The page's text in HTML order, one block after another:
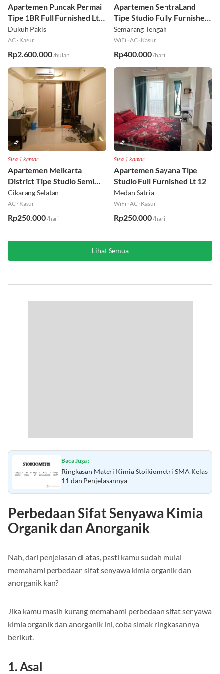
Apartemen Puncak Permai
Tipe 1BR Full Furnished Lt
18
Dukuh Pakis
AC · Kasur
Rp2.600.000/bulan
Apartemen SentraLand
Tipe Studio Fully Furnished
Lt 8
Semarang Tengah
WiFi ·AC · Kasur
Rp400.000/hari
Sisa 1 kamar
Apartemen Meikarta
District Tipe Studio Semi
Furnished Lt 1
Cikarang Selatan
AC · Kasur
Rp250.000/hari
Sisa 1 kamar
Apartemen Sayana Tipe
Studio Full Furnished Lt 12
Medan Satria
WiFi ·AC · Kasur
Rp250.000/hari
Lihat Semua
Baca Juga :
Ringkasan Materi Kimia Stoikiometri SMA Kelas
11 dan Penjelasannya
Perbedaan Sifat Senyawa Kimia
Organik dan Anorganik
Nah, dari penjelasan di atas, pasti kamu sudah mulai
memahami perbedaan sifat senyawa kimia organik dan
anorganik kan?
Jika kamu masih kurang memahami perbedaan sifat senyawa
kimia organik dan anorganik ini, coba simak ringkasannya
berikut.
1. Asal